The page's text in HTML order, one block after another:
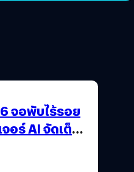
จอพับไร้รอย
อร์ AI จัดเต็ม